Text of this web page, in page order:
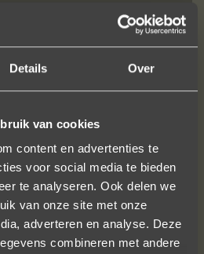
Details Over
van cookies
content en advertenties te
voor social media te bieden
te analyseren. Ook delen we
van onze site met onze
adverteren en analyse. Deze
combineren met andere
ON SOCIAL MEDIA